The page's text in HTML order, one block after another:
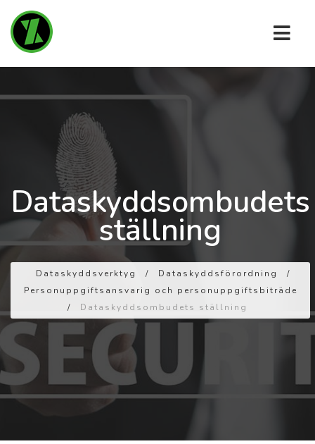
Dataskyddsombudets
ställning
Dataskyddsverktyg / Dataskyddsförordning
/
Personuppgiftsansvarig och personuppgiftsbiträde
/
Dataskyddsombudets ställning